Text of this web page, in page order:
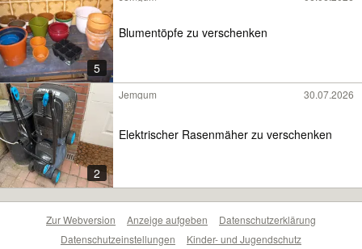
5
Blumentöpfe zu verschenken
2
Jemgum 30.07.2026
Elektrischer Rasenmäher zu verschenken
Zur Webversion Anzeige aufgeben
Datenschutzerklärung
Datenschutzeinstellungen
Kinder- und Jugendschutz